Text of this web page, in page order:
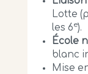
Lotte
les 6e).
École
blanc
Mise